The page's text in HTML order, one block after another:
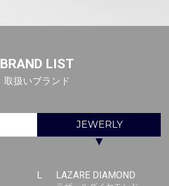
BRAND LIST
取扱いブランド
JEWERLY
▼
L LAZARE DIAMOND